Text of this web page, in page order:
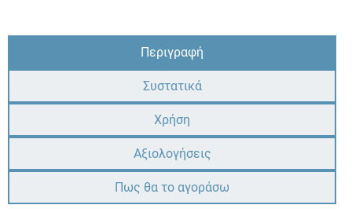
Περιγραφή
Συστατικά
Χρήση
Αξιολογήσεις
Πως θα το αγοράσω